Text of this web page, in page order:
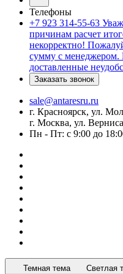
Телефоны
+7 923 314-55-63
причинам расчет
некорректно!
сумму с менеджером.
доставленные
Заказать звонок
sale@antaresru.ru
г. Красноярск, ул.
г. Москва, ул.
Пн - Пт: с 9:00 до
Темная тема Светлая